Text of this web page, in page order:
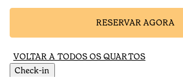
RESERVAR AGORA
VOLTAR A TODOS OS QUARTOS
Check-in